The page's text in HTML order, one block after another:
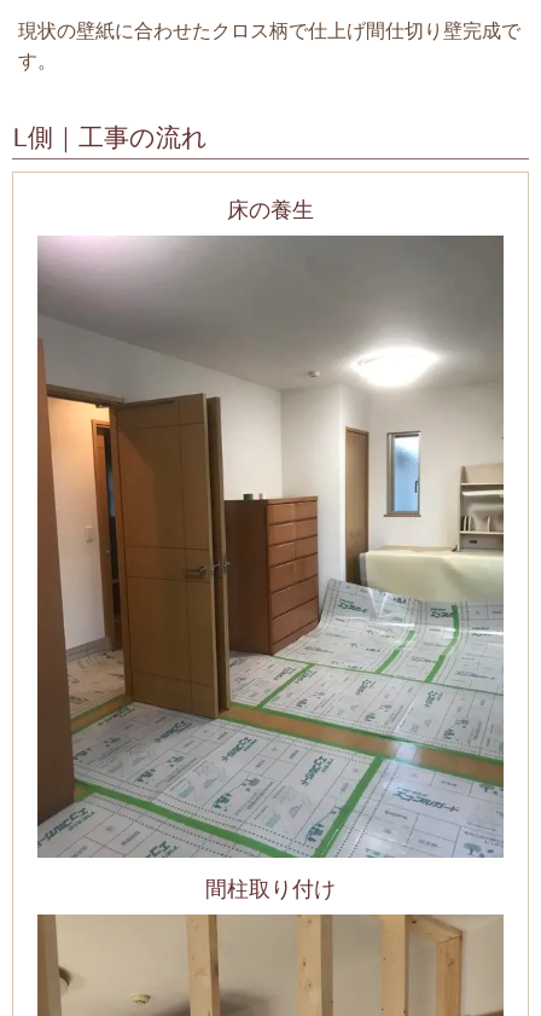
現状の壁紙に合わせたクロス柄で仕上げ間仕切り壁完成で
す。
L側｜工事の流れ
床の養生
間柱取り付け